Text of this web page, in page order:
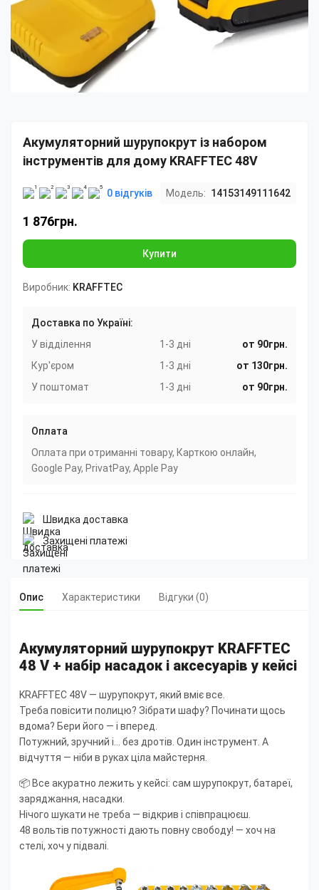
Акумуляторний шурупокрут із набором
інструментів для дому KRAFFTEC 48V
0 відгуків Модель: 14153149111642
1 876грн.
Купити
Виробник: KRAFFTEC
Доставка по Україні:
У відділення
1-3 дні
от 90грн.
Кур'єром
1-3 дні
от 130грн.
У поштомат
1-3 дні от 90грн.
Оплата
Оплата при отриманні товару, Карткою онлайн,
Google Pay, PrivatPay, Apple Pay
Швидка доставка
Захищені платежі
Опис Характеристики Відгуки (0)
Акумуляторний шурупокрут KRAFFTEC
48 V + набір насадок і аксесуарів у кейсі
KRAFFTEC 48V — шурупокрут, який вміє все.
Треба повісити полицю? Зібрати шафу? Починати щось
вдома? Бери його — і вперед.
Потужний, зручний і... без дротів. Один інструмент. А
відчуття — ніби в руках ціла майстерня.
📦 Все акуратно лежить у кейсі: сам шурупокрут, батареї,
заряджання, насадки.
Нічого шукати не треба — відкрив і співпрацюєш.
48 вольтів потужності дають повну свободу! — хоч на
стелі, хоч у підвалі.